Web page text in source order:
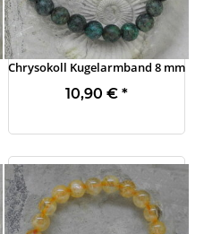
Chrysokoll Kugelarmband 8 mm
10,90 € *